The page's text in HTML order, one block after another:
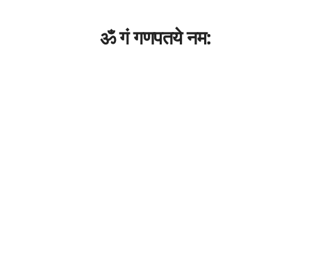
ॐ गं गणपतये नम: